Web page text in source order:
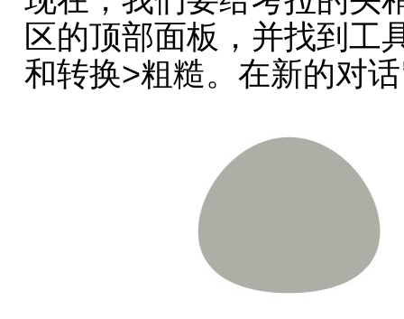
区的顶部面板，并找到工
和转换>粗糙。在新的对